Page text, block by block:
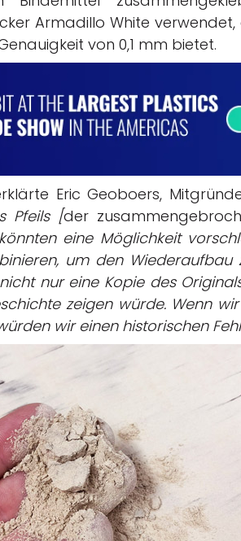
Armadillo White
von 0,1 mm bietet.
Eric Geoboers,
Pfeils [der
eine Möglichkeit
um den Wiederaufbau
nur eine Kopie des
zeigen würde. Wenn
wir einen historischen